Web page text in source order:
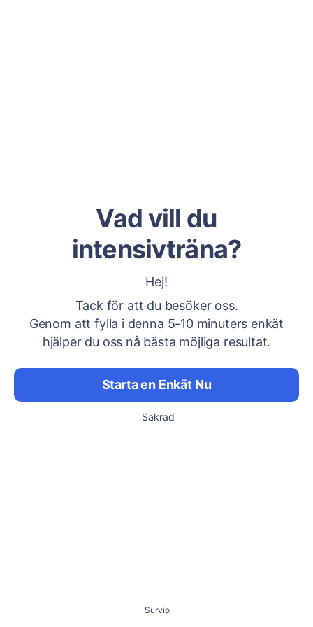
Vad vill du
intensivträna?
Hej!
Tack för att du besöker oss.
Genom att fylla i denna 5-10 minuters enkät
hjälper du oss nå bästa möjliga resultat.
Starta en Enkät Nu
Säkrad
Survio